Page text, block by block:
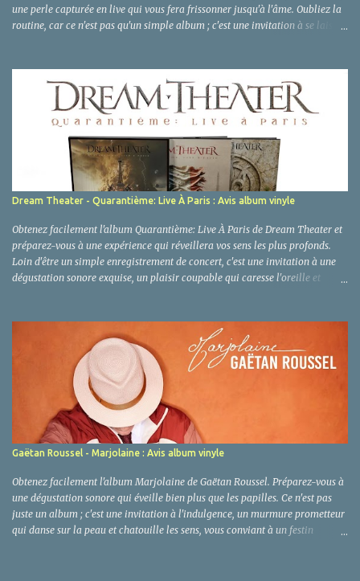
une perle capturée en live qui vous fera frissonner jusqu'à l'âme. Oubliez la
routine, car ce n'est pas qu'un simple album ; c'est une invitation à se laisser
Préparez-vous à une expérience qui réveille les sens, là où le plaisir n'attend
pas ! Depeche Mode - Memento Mori: Mexico City : Clic sur image pour voir
le prix Amazon ! Critique et Analyse Quand Depeche Mode pose ses valises
(et ses synthés) à Mexico City, ce n'est jamais pour une simple balade. C'est
une étreinte fiévreuse, un dialogue passionné entre une légende vivante et
un public incandescent. "Memento Mori: Mexico City" n'est pas qu'un
Dream Theater - Quarantième: Live À Paris : Avis album vinyle
Obtenez facilement l'album Quarantième: Live À Paris de Dream Theater et
préparez-vous à une expérience qui réveillera vos sens les plus profonds.
Loin d'être un simple enregistrement de concert, c'est une invitation à une
dégustation sonore exquise, un plaisir coupable qui caresse l'oreille et
convoiter. Dream Theater - Quarantième: Live À Paris : Clic sur image pour
voir le prix Amazon ! Critique et Analyse : Le Vice Raffiné d'une
Performance Divine Ah, Quarantième: Live À Paris ... Ce n'est pas un album
que l'on écoute d'une oreille distraite, c'est une invitation à la décadence
sonore, une promesse de frissons qui courent le long de l'échine. Imaginez-
vous devant un festin préparé par un chef étoilé aux mains expertes : chaque
plat est une œuvre d'art, ch...
Gaëtan Roussel - Marjolaine : Avis album vinyle
Obtenez facilement l'album Marjolaine de Gaëtan Roussel. Préparez-vous à
une dégustation sonore qui éveille bien plus que les papilles. Ce n'est pas
juste un album ; c'est une invitation à l'indulgence, un murmure prometteur
qui danse sur la peau et chatouille les sens, vous conviant à un festin